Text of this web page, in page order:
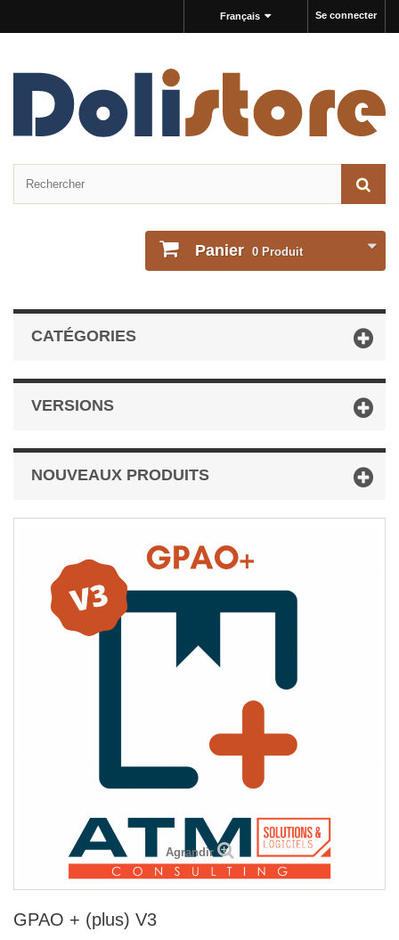
Se connecter
Français
Panier 0 Produit
CATÉGORIES
VERSIONS
NOUVEAUX PRODUITS
Agrandir
GPAO + (plus) V3